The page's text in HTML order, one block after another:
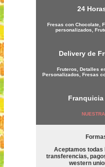
24
Fresas con Chocolate,
personalizados,
Delivery de
Fruteros, Detalles
Personalizados, Fresas
Franquicia
Aceptamos todas
transferencias,
western